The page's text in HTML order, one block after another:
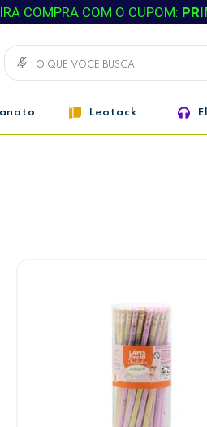
COMPRA COM O CUPOM:
Leotack